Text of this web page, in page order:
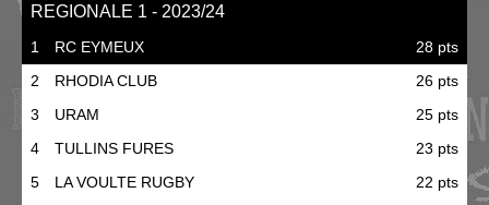
REGIONALE 1 - 2023/24
1 RC EYMEUX
28 pts
2
RHODIA CLUB
26 pts
3
URAM
25 pts
4
TULLINS FURES
23 pts
5
LA VOULTE RUGBY
22 pts